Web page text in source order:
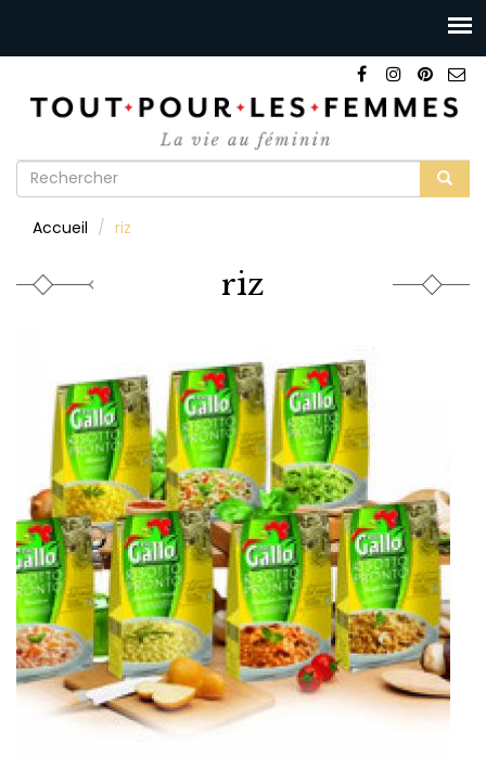
Formulaire
recherche
Accueil riz
riz